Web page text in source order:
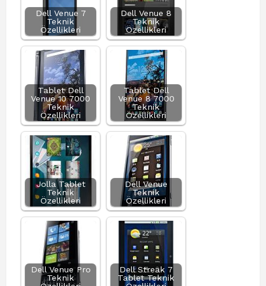
Dell Venue 7
Teknik
Özellikleri
Dell Venue 8
Teknik
Özellikleri
Tablet Dell
Venue 10 7000
Teknik
Özellikleri
Tablet Dell
Venue 8 7000
Teknik
Özellikleri
Jolla Tablet
Teknik
Özellikleri
Dell Venue
Teknik
Özellikleri
Dell Venue Pro
Teknik
Dell Streak 7
Tablet Teknik